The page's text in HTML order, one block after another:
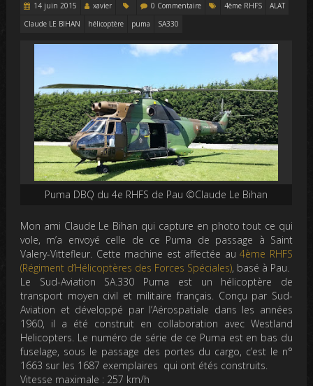
14 juin 2015 xavier 0 Commentaire 4ème RHFS
ALAT
Claude LE BIHAN
hélicoptère puma SA330
Puma DBQ du 4e RHFS de Pau ©Claude Le Bihan
Mon ami Claude Le Bihan qui capture en photo tout ce qui
vole, m’a envoyé celle de ce Puma de passage à Saint
Valery-Vittefleur. Cette machine est affectée au4ème RHFS
(Régiment d’Hélicoptères des Forces Spéciales), basé à Pau.
Le Sud-Aviation SA.330 Puma est un hélicoptère de
transport moyen civil et militaire français. Conçu par Sud-
Aviation et développé par l’Aérospatiale dans les années
1960, il a été construit en collaboration avec Westland
Helicopters. Le numéro de série de ce Puma est en bas du
fuselage, sous le passage des portes du cargo, c’est le n°
1663 sur les 1687 exemplaires qui ont étés construits.
Vitesse maximale : 257 km/h